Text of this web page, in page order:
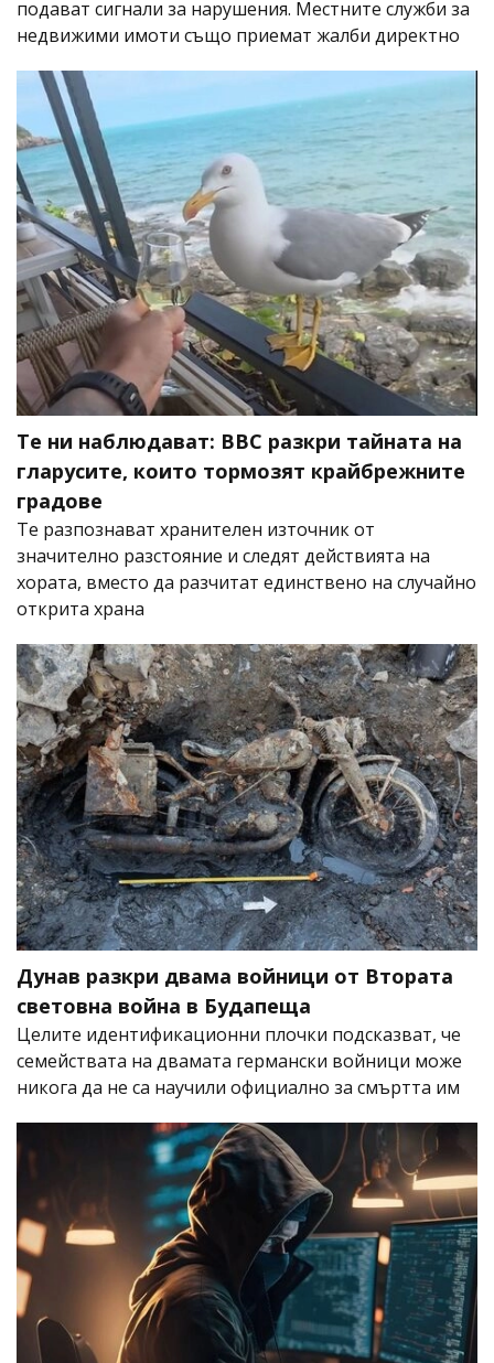
подават сигнали за нарушения. Местните служби за
недвижими имоти също приемат жалби директно
Те ни наблюдават: BBC разкри тайната на
гларусите, които тормозят крайбрежните
градове
Те разпознават хранителен източник от
значително разстояние и следят действията на
хората, вместо да разчитат единствено на случайно
открита храна
Дунав разкри двама войници от Втората
световна война в Будапеща
Целите идентификационни плочки подсказват, че
семействата на двамата германски войници може
никога да не са научили официално за смъртта им